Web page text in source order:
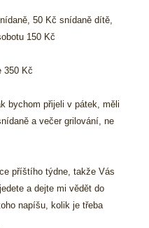
50 Kč snídaně dítě,
150 Kč
350 Kč
bychom přijeli v pátek, měli
a večer grilování, ne
příštího týdne, takže Vás
a dejte mi vědět do
napíšu, kolik je třeba